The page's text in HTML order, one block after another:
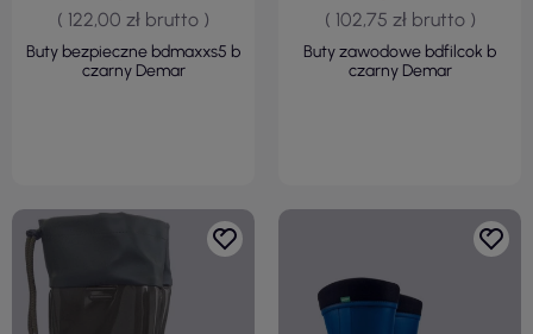
( 122,00 zł brutto )
Buty bezpieczne bdmaxxs5 b
czarny Demar
( 102,75 zł brutto )
Buty zawodowe bdfilcok b
czarny Demar